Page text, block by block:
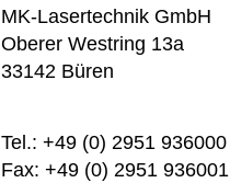
MK-Lasertechnik GmbH
Oberer Westring 13a
33142 Büren
Tel.: +49 (0) 2951 936000
Fax: +49 (0) 2951 936001